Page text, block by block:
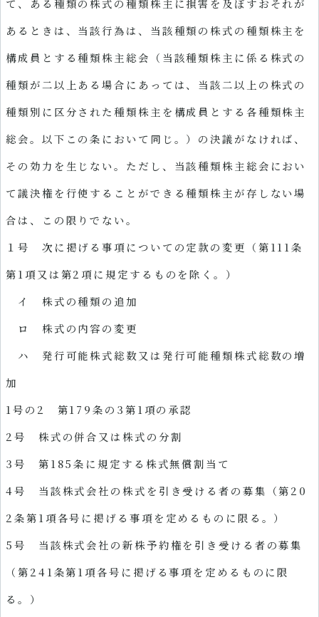
て、ある種類の株式の種類株主に損害を及ぼすおそれが
あるときは、当該行為は、当該種類の株式の種類株主を
構成員とする種類株主総会（当該種類株主に係る株式の
種類が二以上ある場合にあっては、当該二以上の株式の
種類別に区分された種類株主を構成員とする各種類株主
総会。以下この条において同じ。）の決議がなければ、
その効力を生じない。ただし、当該種類株主総会におい
て議決権を行使することができる種類株主が存しない場
合は、この限りでない。
１号 次に掲げる事項についての定款の変更（第111条
第1項又は第2項に規定するものを除く。）
イ 株式の種類の追加
ロ 株式の内容の変更
ハ 発行可能株式総数又は発行可能種類株式総数の増
加
1号の2 第179条の3第1項の承認
2号 株式の併合又は株式の分割
3号 第185条に規定する株式無償割当て
4号 当該株式会社の株式を引き受ける者の募集（第20
2条第1項各号に掲げる事項を定めるものに限る。）
5号 当該株式会社の新株予約権を引き受ける者の募集
（第241条第1項各号に掲げる事項を定めるものに限
る。）